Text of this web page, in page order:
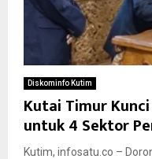
Diskominfo Kutim
Kutai Timur
untuk 4 Sektor
Kutim, infosatu.co –